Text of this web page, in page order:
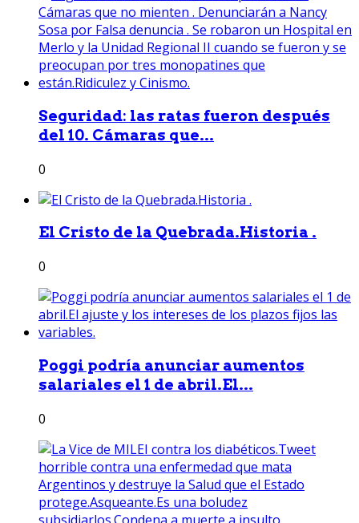
Seguridad: las ratas fueron después
del 10. Cámaras que...
0
El Cristo de la Quebrada.Historia .
0
Poggi podría anunciar aumentos
salariales el 1 de abril.El...
0